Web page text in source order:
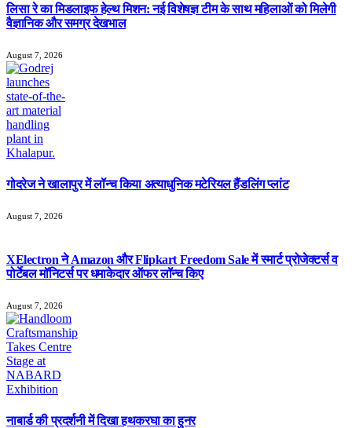
लिसा रे का मिडलाइफ हेल्थ मिशन: नई विशेषज्ञ टीम के साथ महिलाओं को मिलेगी
वैज्ञानिक और समग्र देखभाल
August 7, 2026
गोदरेज ने खालापुर में लॉन्च किया अत्याधुनिक मटेरियल हैंडलिंग प्लांट
August 7, 2026
XElectron ने Amazon और Flipkart Freedom Sale में स्मार्ट प्रोजेक्टर्स व
पोर्टेबल मॉनिटर्स पर धमाकेदार ऑफर लॉन्च किए
August 7, 2026
नाबार्ड की प्रदर्शनी में दिखा हथकरघा का हुनर